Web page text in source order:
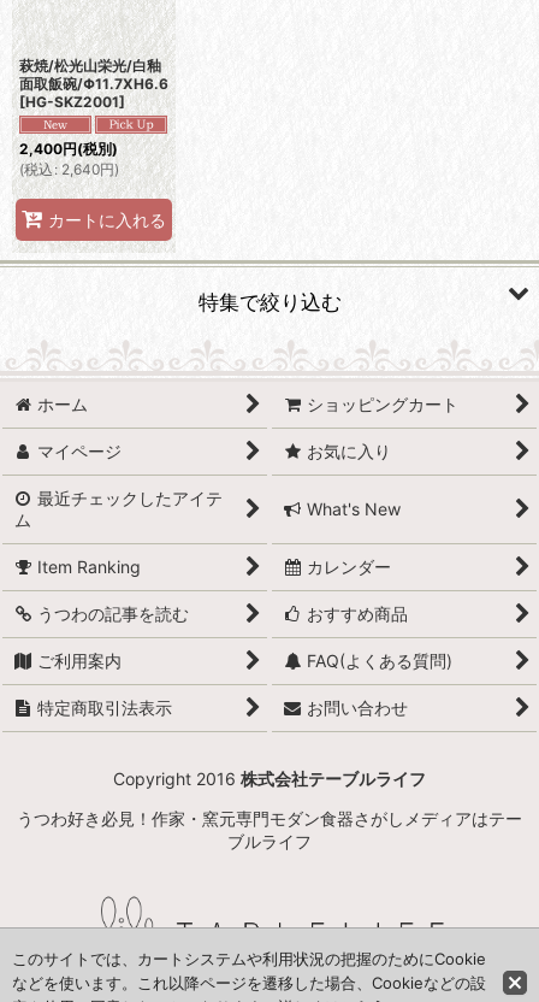
萩焼/松光山栄光/白釉
面取飯碗/Φ11.7XH6.6
[HG-SKZ2001]
2,400円(税別)
(税込 : 2,640円)
カートに入れる
特集で絞り込む
有田焼
波佐見焼
萩焼
備前焼
丹波立杭焼
京焼
信楽焼
瀬戸焼
常滑焼
益子焼
ホーム ショッピングカート
マイページ お気に入り
最近チェックしたアイテ
ム
What's New
Item Ranking カレンダー
うつわの記事を読む おすすめ商品
ご利用案内 FAQ(よくある質問)
特定商取引法表示 お問い合わせ
Copyright 2016 株式会社テーブルライフ
うつわ好き必見！作家・窯元専門モダン食器さがしメディアはテー
ブルライフ
このサイトでは、カートシステムや利用状況の把握のためにCookie
などを使います。これ以降ページを遷移した場合、Cookieなどの設